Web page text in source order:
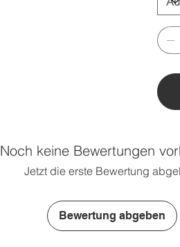
Noch keine Bewertungen
Jetzt die erste Bewertung
Bewertung abgeben